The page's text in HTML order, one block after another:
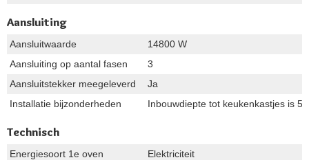
Aansluiting
Aansluitwaarde
14800 W
Aansluiting op aantal fasen
3
Aansluitstekker meegeleverd
Ja
Installatie bijzonderheden
Inbouwdiepte tot keukenkastjes is
Technisch
Energiesoort 1e oven Elektriciteit